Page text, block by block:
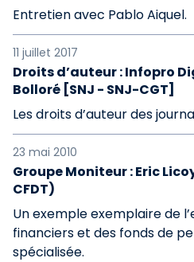
Entretien avec Pablo Aiquel.
11 juillet 2017
Droits d’auteur : Infopro
Bolloré [SNJ - SNJ-CGT]
Les droits d’auteur des
23 mai 2010
Groupe Moniteur : Eric
CFDT)
Un exemple exemplaire de
financiers et des fonds de
spécialisée.